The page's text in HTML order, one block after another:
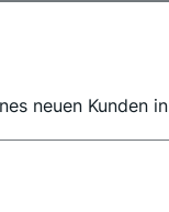
neuen Kunden